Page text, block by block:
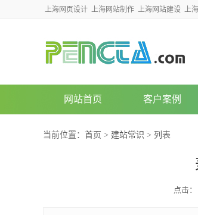
上海网页设计 上海网站制作 上海网站建设 上
网站首页 客户案例
当前位置： 首页 > 建站常识 > 列表
点击：